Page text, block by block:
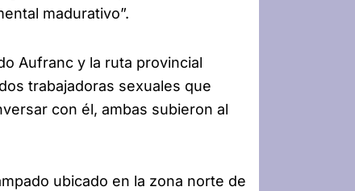
madurativo”.
Aufranc y la ruta provincial
trabajadoras sexuales que
con él, ambas subieron al
ubicado en la zona norte de